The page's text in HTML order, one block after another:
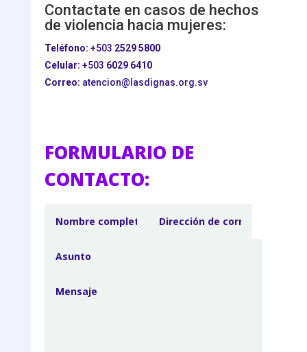
Contactate en casos de hechos
de violencia hacia mujeres:
Teléfono: +503 2529 5800
Celular: +503 6029 6410
Correo: atencion@lasdignas.org.sv
FORMULARIO DE
CONTACTO: